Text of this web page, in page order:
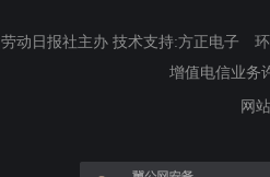
动日报社主办 技术支持:方正电子
增值电信业务
网